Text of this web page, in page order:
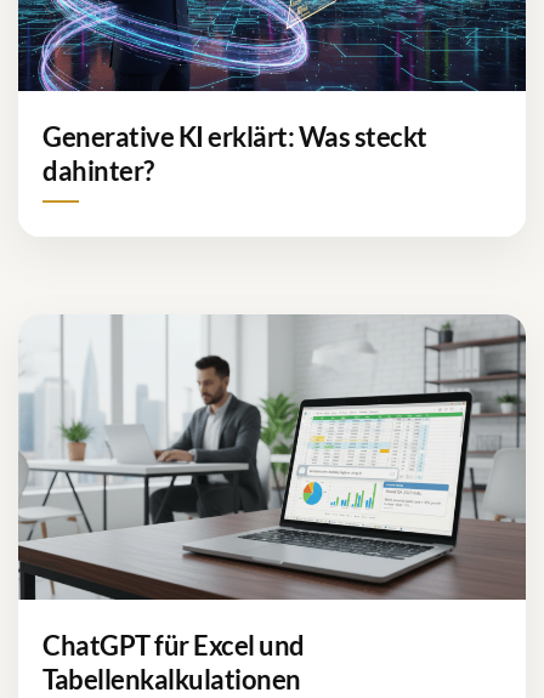
Generative KI erklärt: Was steckt
dahinter?
ChatGPT für Excel und
Tabellenkalkulationen